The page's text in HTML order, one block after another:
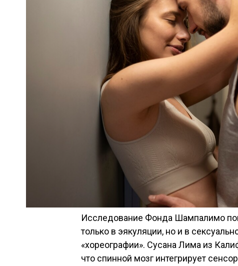
Исследование Фонда Шампалимо
только в эякуляции, но и в
«хореографии». Сусана Лима из
что спинной мозг интегрирует